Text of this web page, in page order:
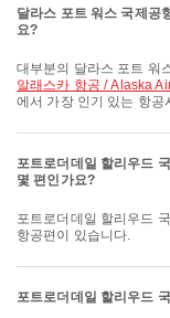
달라스 포트 워스 국제공
요?
대부분의 달라스 포트
알래스카 항공 / Alaska
에서 가장 인기 있는 항공
포트로더데일 할리우드
몇 편인가요?
포트로더데일 할리우드 국제공항에서 달라스 포트 워스 국제공항까지 18편의
항공편이 있습니다.
포트로더데일 할리우드